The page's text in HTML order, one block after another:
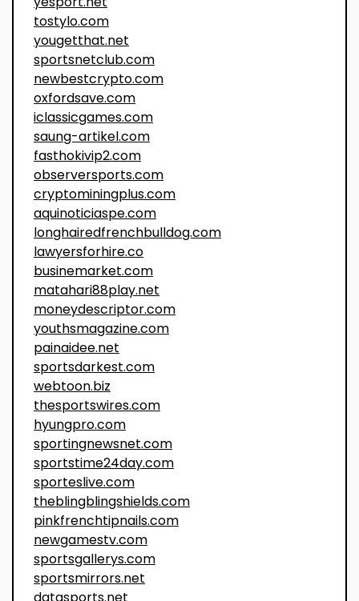
tostylo.com
yougetthat.net
sportsnetclub.com
newbestcrypto.com
oxfordsave.com
iclassicgames.com
saung-artikel.com
fasthokivip2.com
observersports.com
cryptominingplus.com
aquinoticiaspe.com
longhairedfrenchbulldog.com
lawyersforhire.co
businemarket.com
matahari88play.net
moneydescriptor.com
youthsmagazine.com
painaidee.net
sportsdarkest.com
webtoon.biz
thesportswires.com
hyungpro.com
sportingnewsnet.com
sportstime24day.com
sporteslive.com
theblingblingshields.com
pinkfrenchtipnails.com
newgamestv.com
sportsgallerys.com
sportsmirrors.net